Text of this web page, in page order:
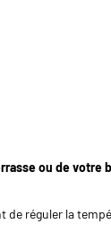
ou de votre
réguler la